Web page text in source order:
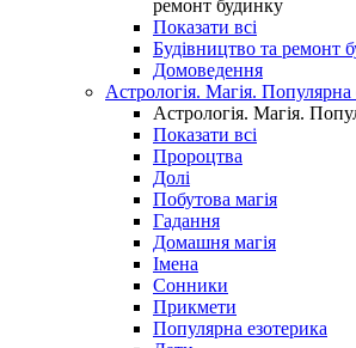
ремонт будинку
Показати всі
Будівництво та ремонт
Домоведення
Астрологія. Магія. Популярна
Астрологія. Магія.
Показати всі
Пророцтва
Долі
Побутова магія
Гадання
Домашня магія
Імена
Сонники
Прикмети
Популярна езотерика